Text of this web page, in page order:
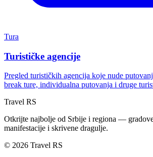
Tura
Turističke agencije
Pregled turističkih agencija koje nude
break ture, individualna putovanja i druge
Travel RS
Otkrijte najbolje od Srbije i regiona —
manifestacije i skrivene dragulje.
© 2026 Travel RS